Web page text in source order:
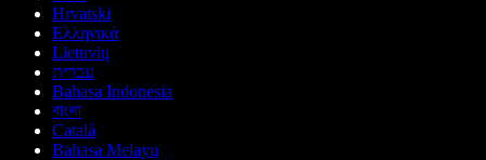
Hrvatski
Ελληνικά
Lietuvių
עברית
Bahasa Indonesia
বাংলা
Català
Bahasa Melayu